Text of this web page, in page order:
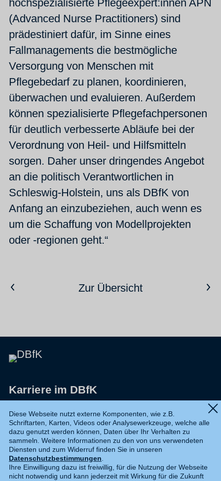
hochspezialisierte Pflegeexpert:innen APN
(Advanced Nurse Practitioners) sind
prädestiniert dafür, im Sinne eines
Fallmanagements die bestmögliche
Versorgung von Menschen mit
Pflegebedarf zu planen, koordinieren,
überwachen und evaluieren. Außerdem
können spezialisierte Pflegefachpersonen
für deutlich verbesserte Abläufe bei der
Verordnung von Heil- und Hilfsmitteln
sorgen. Daher unser dringendes Angebot
an die politisch Verantwortlichen in
Schleswig-Holstein, uns als DBfK von
Anfang an einzubeziehen, auch wenn es
um die Schaffung von Modellprojekten
oder -regionen geht.“
Vorheriger ArtikelZur ÜbersichtNächster Artikel
Karriere im DBfK
Datenschutz
Shop
Widerruf
Diese Webseite nutzt externe Komponenten, wie z.B.
Schriftarten, Karten, Videos oder Analysewerkzeuge, welche alle
dazu genutzt werden können, Daten über Ihr Verhalten zu
sammeln. Weitere Informationen zu den von uns verwendeten
Diensten und zum Widerruf finden Sie in unseren
Datenschutzbestimmungen.
Ihre Einwilligung dazu ist freiwillig, für die Nutzung der Webseite
nicht notwendig und kann jederzeit mit Wirkung für die Zukunft